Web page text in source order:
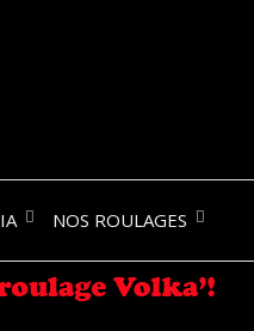
NOS ROULAGES